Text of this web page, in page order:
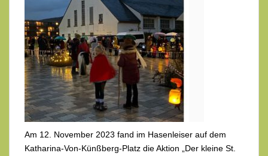
Am 12. November 2023 fand im Hasenleiser auf dem
Katharina-Von-Künßberg-Platz die Aktion „Der kleine St.